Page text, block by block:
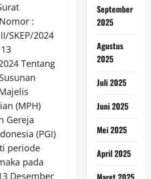
:
SKEP/2024
Tentang
(MPH)
Gereja
(PGI)
periode
pada
Desember
September
2025
Agustus
2025
Juli 2025
Juni 2025
Mei 2025
April 2025